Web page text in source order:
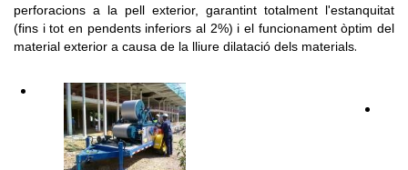
perforacions a la pell exterior, garantint totalment l'estanquitat
(fins i tot en pendents inferiors al 2%) i el funcionament òptim del
material exterior a causa de la lliure dilatació dels materials.